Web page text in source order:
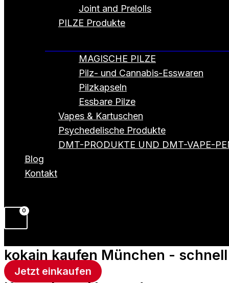
Joint and Prelolls
PILZE Produkte
MAGISCHE PILZE
Pilz- und Cannabis-Esswaren
Pilzkapseln
Essbare Pilze
Vapes & Kartuschen
Psychedelische Produkte
DMT-PRODUKTE UND DMT-VAPE-
Blog
Kontakt
kokain kaufen München -
Jetzt einkaufen